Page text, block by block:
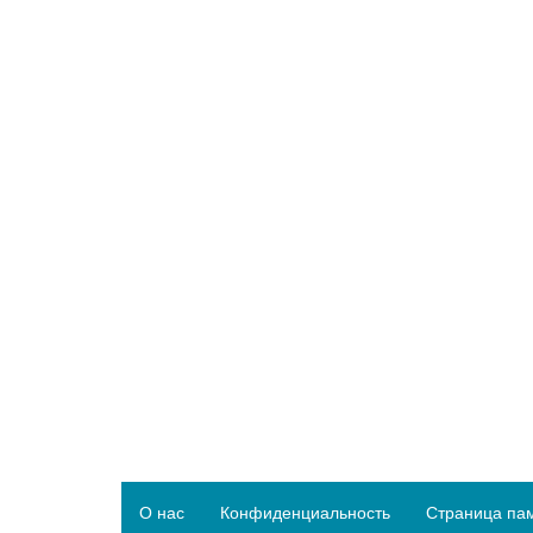
О нас Конфиденциальность Страница